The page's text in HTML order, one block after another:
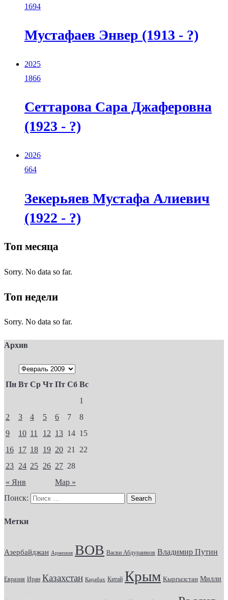
1694
Мустафаев Энвер (1913 - ?)
2025
1866
Сеттарова Сара Джаферовна
(1923 - ?)
2026
664
Зекерьяев Мустафа Алиевич
(1922 - ?)
Топ месяца
Sorry. No data so far.
Топ недели
Sorry. No data so far.
Архив
Пн Вт Ср Чт Пт Сб Вс
« Янв Мар »
1
2
3 4 5 6 7
8
9
10 11 12 13 14 15
16 17 18 19 20 21
22
23 24 25 26 27 28
Поиск:
Метки
Азербайджан Армения ВОВ Васви Абдураимов Владимир Путин
Евразия Иран Казахстан Карабах Китай Крым Кыргызстан Милли